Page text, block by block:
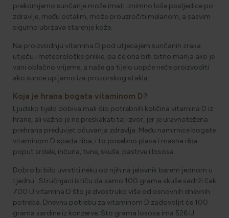
prekomjerno sunčanje može imati iznimno loše posljedice po
zdravlje, među ostalim, može prouzročiti melanom, a sasvim
sigurno ubrzava starenje kože.
Na proizvodnju vitamina D pod utjecajem sunčanih zraka
utječu i meteorološke prilike, pa će ona biti bitno manja ako je
vani oblačno vrijeme, a naše ga tijelo uopće neće proizvoditi
ako sunce upijamo iza prozorskog stakla.
Koja je hrana bogata vitaminom D?
Ljudsko tijelo dobiva mali dio potrebnih količina vitamina D iz
hrane, ali važno je ne preskakati taj izvor, jer je uravnotežena
prehrana preduvjet očuvanja zdravlja. Među namirnice bogate
vitaminom D spada riba, i to posebno plava i masna riba
poput srdele, inćuna, tune, skuše, pastrve i lososa.
Dobro bi bilo uvrstiti neku od njih na jelovnik barem jednom u
tjednu. Stručnjaci ističu da samo 100 grama skuše sadrži čak
700 IJ vitamina D što je dvostruko više od osnovnih dnevnih
potreba. Dnevnu potrebu za vitaminom D zadovoljit će 100
grama sardine iz konzerve. Sto grama lososa ima 526 IJ